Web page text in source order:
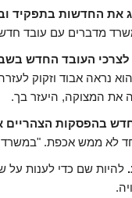
את החדשות בתפקיד
מדברים עם עובד
לצרכי העובד החדש
נראה אבוד וזקוק
את המצוקה, היעזר בך.
בהפסקות הצהריים
לא ממש אכפת.
להיות שם כדי לענות